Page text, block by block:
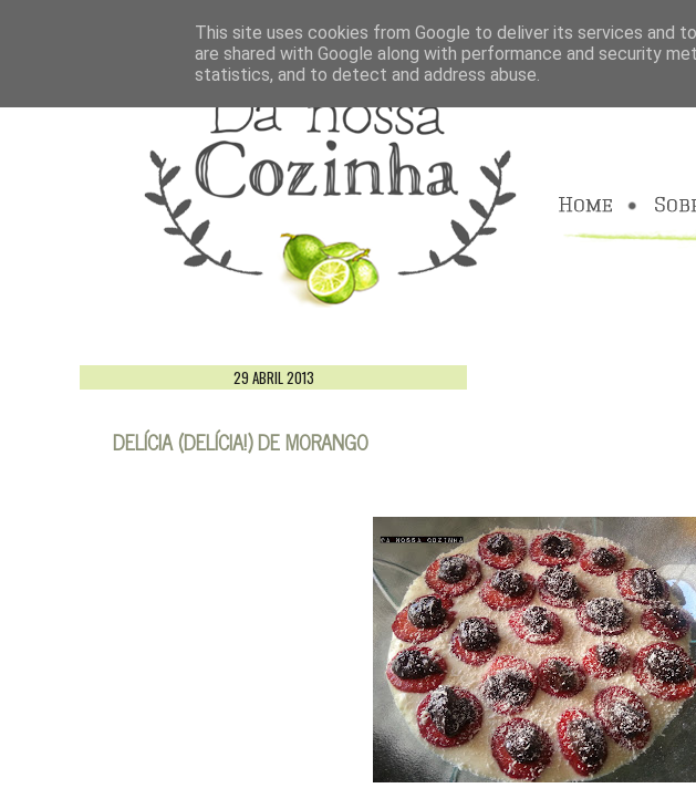
29 ABRIL 2013
DELÍCIA (DELÍCIA!) DE MORANGO
This site uses cookies from Google to deliver its services and
are shared with Google along with performance and security
statistics, and to detect and address abuse.